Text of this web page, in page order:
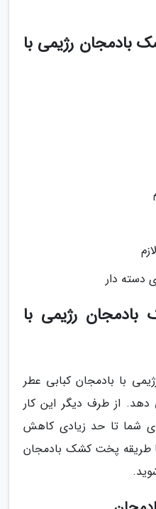
بادمجان رژیمی با
دسته دار
رژیمی با
با بادمجان کبابی عطر
دهد. از طرف دیگر این کار
شما تا حد زیادی کاهش
با طریقه پخت کشک بادمجان